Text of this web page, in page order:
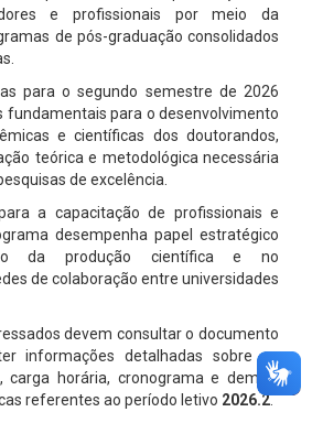
e profissionais por meio da
de pós-graduação consolidados
para o segundo semestre de 2026
fundamentais para o desenvolvimento
e científicas dos doutorandos,
teórica e metodológica necessária
de excelência.
a capacitação de profissionais e
desempenha papel estratégico
da produção científica e no
de colaboração entre universidades
devem consultar o documento
informações detalhadas sobre as
carga horária, cronograma e demais
referentes ao período letivo 2026.2.